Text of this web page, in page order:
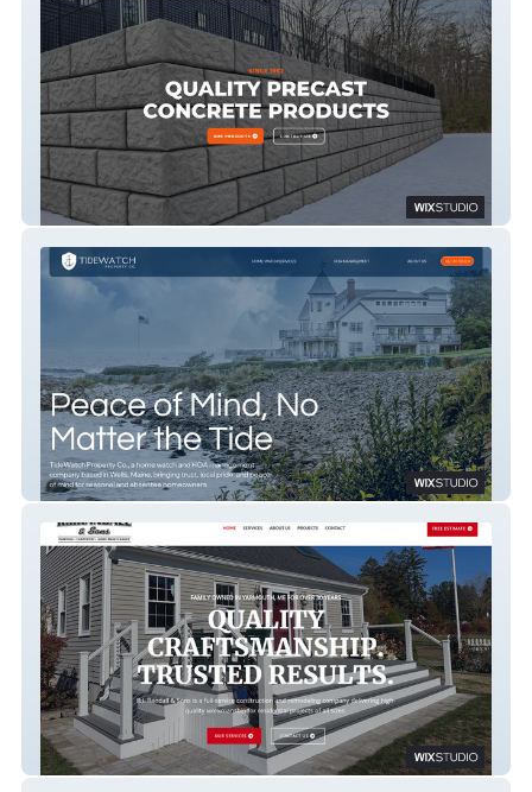
Genest Precast
TideWatch Property Co.
R.I. Randall & Sons